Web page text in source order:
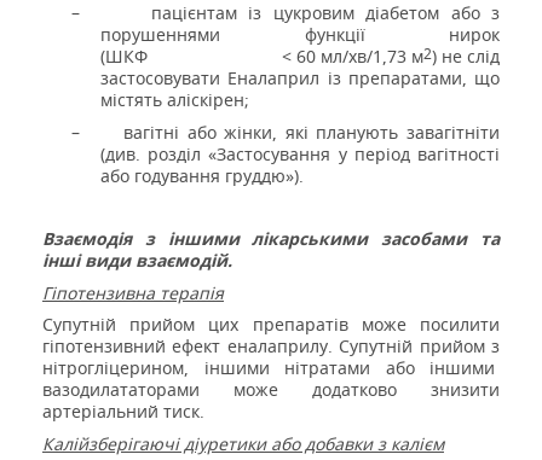
–
пацієнтам із цукровим діабетом або з
порушеннями функції нирок
(ШКФ
< 60 мл/хв/1,73 м2) не слід
застосовувати Еналаприл із препаратами, що
містять аліскірен;
–
вагітні або жінки, які планують завагітніти
(див. розділ «Застосування у період вагітності
або годування груддю»).
Взаємодія з іншими лікарськими засобами та
інші види взаємодій.
Гіпотензивна терапія
Супутній прийом цих препаратів може посилити
гіпотензивний ефект еналаприлу. Супутній прийом з
нітрогліцерином, іншими нітратами або іншими
вазодилататорами може додатково знизити
артеріальний тиск.
Калійзберігаючі діуретики або добавки з калієм